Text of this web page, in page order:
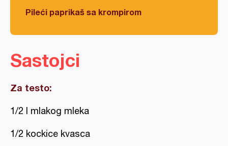
Pileći paprikaš sa krompirom
Sastojci
Za testo:
1/2 l mlakog mleka
1/2 kockice kvasca